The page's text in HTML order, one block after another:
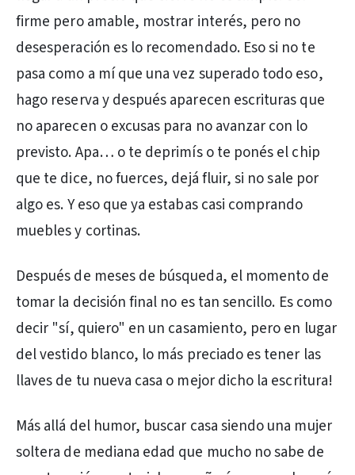
firme pero amable, mostrar interés, pero no
desesperación es lo recomendado. Eso si no te
pasa como a mí que una vez superado todo eso,
hago reserva y después aparecen escrituras que
no aparecen o excusas para no avanzar con lo
previsto. Apa… o te deprimís o te ponés el chip
que te dice, no fuerces, dejá fluir, si no sale por
algo es. Y eso que ya estabas casi comprando
muebles y cortinas.
Después de meses de búsqueda, el momento de
tomar la decisión final no es tan sencillo. Es como
decir "sí, quiero" en un casamiento, pero en lugar
del vestido blanco, lo más preciado es tener las
llaves de tu nueva casa o mejor dicho la escritura!
Más allá del humor, buscar casa siendo una mujer
soltera de mediana edad que mucho no sabe de